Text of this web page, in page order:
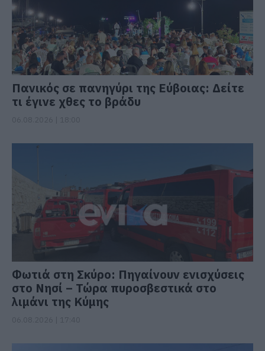
Πανικός σε πανηγύρι της Εύβοιας: Δείτε
τι έγινε χθες το βράδυ
Φωτιά στη Σκύρο: Πηγαίνουν ενισχύσεις
στο Νησί – Τώρα πυροσβεστικά στο
λιμάνι της Κύμης